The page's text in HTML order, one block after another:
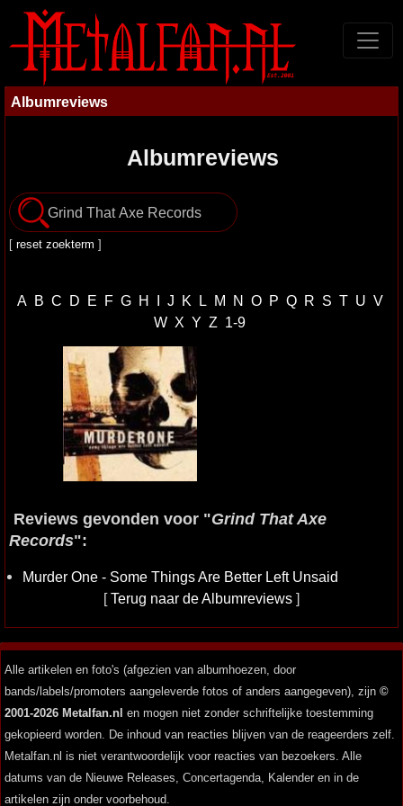
Albumreviews
Albumreviews
[ reset zoekterm ]
A B C D E F G H I J K L M N O P Q R S T U V
W X Y Z 1-9
Reviews gevonden voor "Grind That Axe
Records":
Murder One - Some Things Are Better Left Unsaid
[Terug naar de Albumreviews ]
Alle artikelen en foto's (afgezien van albumhoezen, door
bands/labels/promoters aangeleverde fotos of anders aangegeven), zijn ©
2001-2026 Metalfan.nl en mogen niet zonder schriftelijke toestemming
gekopieerd worden. De inhoud van reacties blijven van de reageerders zelf.
Metalfan.nl is niet verantwoordelijk voor reacties van bezoekers. Alle
datums van de Nieuwe Releases, Concertagenda, Kalender en in de
artikelen zijn onder voorbehoud.